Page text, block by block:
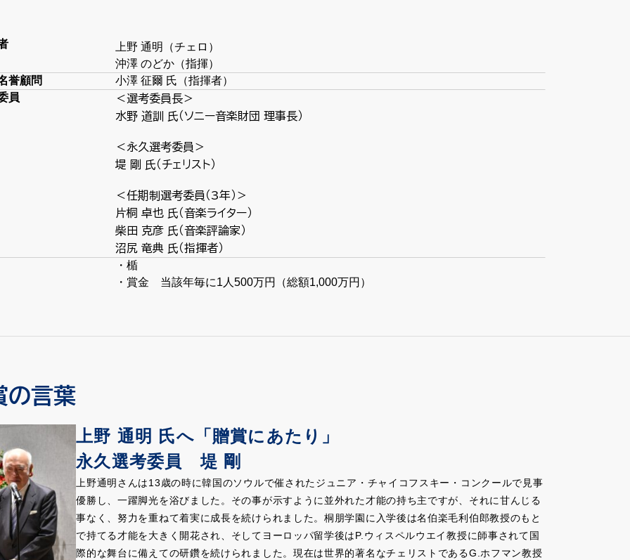
上野 通明（チェロ）
沖澤 のどか（指揮）
誉顧問
小澤 征爾 氏（指揮者）
員
＜選考委員長＞
水野 道訓 氏（ソニー音楽財団 理事長）
＜永久選考委員＞
堤 剛 氏（チェリスト）
＜任期制選考委員（3年）＞
片桐 卓也 氏（音楽ライター）
柴田 克彦 氏（音楽評論家）
沼尻 竜典 氏（指揮者）
・楯
・賞金 当該年毎に1人500万円（総額1,000万円）
の言葉
上野 通明 氏へ「贈賞にあたり」
永久選考委員 堤 剛
上野通明さんは13歳の時に韓国のソウルで催されたジュニア・チャイコフスキー・コンクールで見事
優勝し、一躍脚光を浴びました。その事が示すように並外れた才能の持ち主ですが、それに甘んじる
事なく、努力を重ねて着実に成長を続けられました。桐朋学園に入学後は名伯楽毛利伯郎教授のもと
で持てる才能を大きく開花され、そしてヨーロッパ留学後はP.ウィスペルウエイ教授に師事されて国
際的な舞台に備えての研鑽を続けられました。現在は世界的著名なチェリストであるG.ホフマン教授